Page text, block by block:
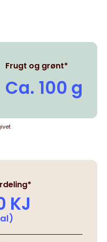
Frugt og grønt*
Ca. 100 g
KJ